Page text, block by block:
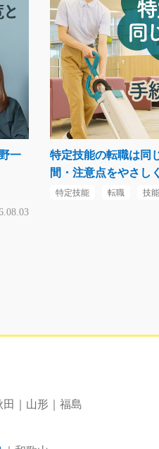
一
特定技能の転職は同
間・注意点をやさし
特定技能 転職 技
田 山形 福島